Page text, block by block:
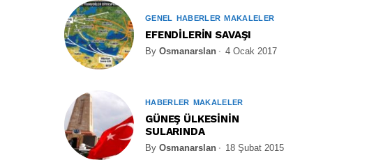
GENEL HABERLER MAKALELER
EFENDİLERİN SAVAŞI
By Osmanarslan 4 Ocak 2017
HABERLER MAKALELER
GÜNEŞ ÜLKESİNİN
SULARINDA
By Osmanarslan 18 Şubat 2015